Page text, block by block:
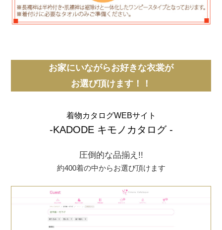
お家にいながらお好きな衣裳が
お選び頂けます！！
着物カタログWEBサイト
-KADODE キモノカタログ -
圧倒的な品揃え!!
約400着の中からお選び頂けます